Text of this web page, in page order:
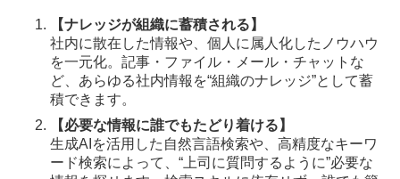
【ナレッジが組織に蓄積される】
社内に散在した情報や、個人に属人化したノウハウ
を一元化。記事・ファイル・メール・チャットな
ど、あらゆる社内情報を“組織のナレッジ”として蓄
積できます。
【必要な情報に誰でもたどり着ける】
生成AIを活用した自然言語検索や、高精度なキーワ
ード検索によって、“上司に質問するように”必要な